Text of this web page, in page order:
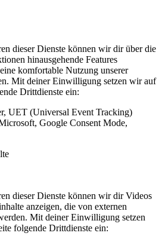
dieser Dienste können wir dir über die
hinausgehende Features
komfortable Nutzung unserer
Mit deiner Einwilligung setzen wir auf
Drittdienste ein:
UET (Universal Event Tracking)
Google Consent Mode,
dieser Dienste können wir dir Videos
anzeigen, die von externen
Mit deiner Einwilligung setzen
folgende Drittdienste ein: